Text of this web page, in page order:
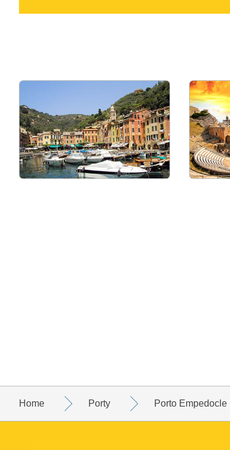
Home Porty Porto Empedocle